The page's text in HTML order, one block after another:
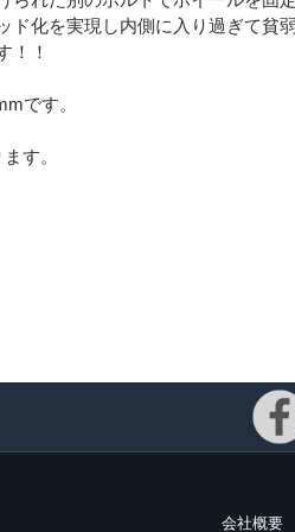
ド化を実現し内側に入り過ぎて貧
！！
です。
す。
会社概要